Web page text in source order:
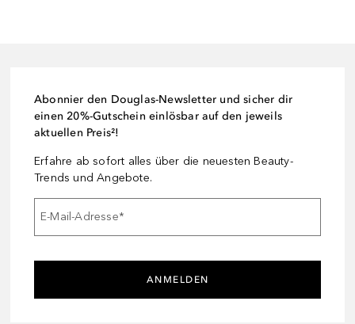
Abonnier den Douglas-Newsletter und sicher dir
einen 20%-Gutschein einlösbar auf den jeweils
aktuellen Preis²!
Erfahre ab sofort alles über die neuesten Beauty-
Trends und Angebote.
E-Mail-Adresse*
ANMELDEN